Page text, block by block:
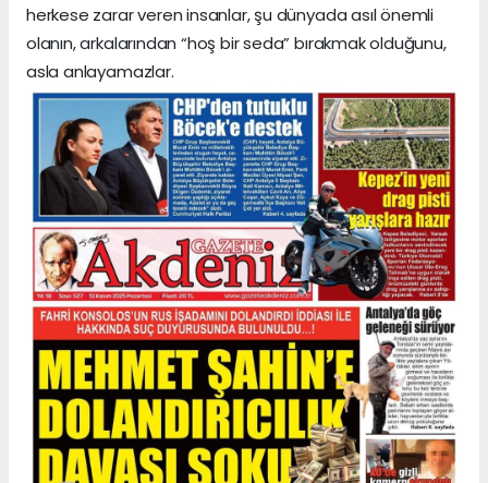
herkese zarar veren insanlar, şu dünyada asıl önemli
olanın, arkalarından “hoş bir seda” bırakmak olduğunu,
asla anlayamazlar.